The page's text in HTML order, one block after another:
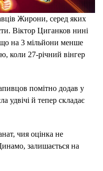
Жирони, серед яких
Віктор Циганков нині
що на 3 мільйони менше
коли 27-річний вінгер
помітно додав у
удвічі й тепер складає
чия оцінка не
залишається на